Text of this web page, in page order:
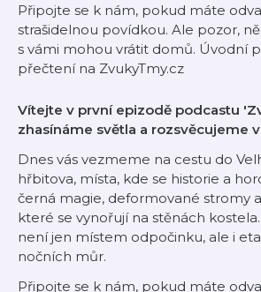
Připojte se k nám, pokud máte
strašidelnou povídkou. Ale pozor,
s vámi mohou vrátit domů. Úvodní
přečtení na ⁠ZvukyTmy.cz
Vítejte v první epizodě podcastu
zhasínáme světla a rozsvěcujeme
Dnes vás vezmeme na cestu do
hřbitova, místa, kde se historie a
černá magie, deformované stromy
které se vynořují na stěnách
není jen místem odpočinku, ale i
nočních můr.
Připojte se k nám, pokud máte